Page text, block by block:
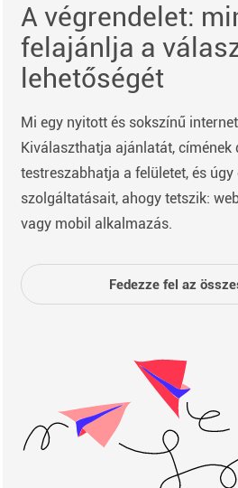
A végrendelet:
felajánlja a
lehetőségét
Mi egy nyitott és sokszínű
Kiválaszthatja ajánlatát, címének
testreszabhatja a felületet, és úgy
szolgáltatásait, ahogy tetszik:
vagy mobil alkalmazás.
Fedezze fel az